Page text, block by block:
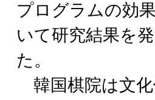
プログラムの効
いて研究結果を
た。
韓国棋院は文